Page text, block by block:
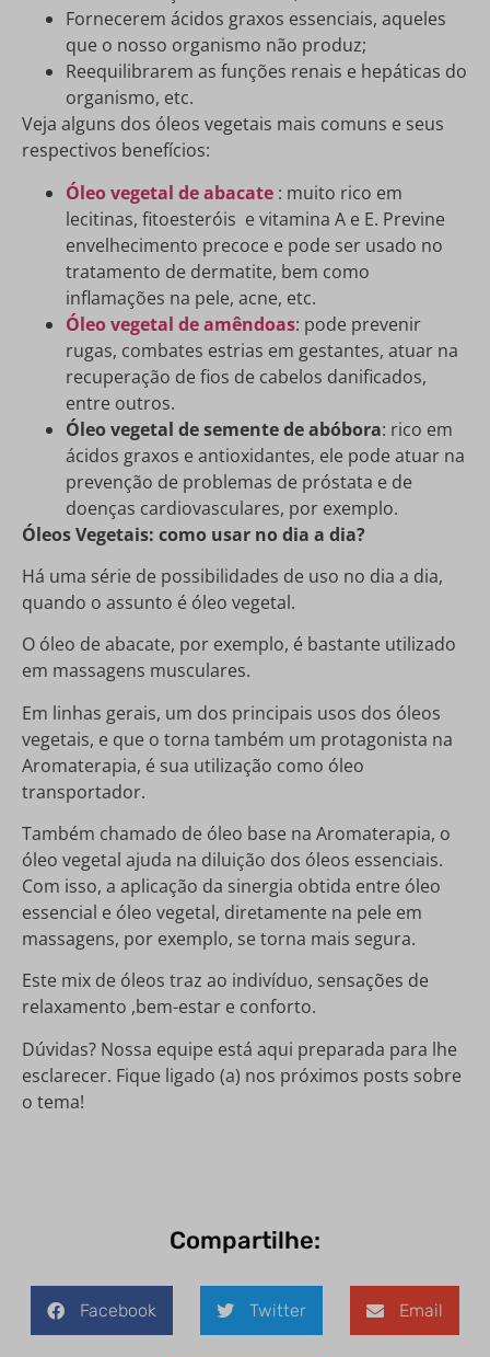
Fornecerem ácidos graxos essenciais, aqueles
que o nosso organismo não produz;
Reequilibrarem as funções renais e hepáticas do
organismo, etc.
Veja alguns dos óleos vegetais mais comuns e seus
respectivos benefícios:
Óleo vegetal de abacate : muito rico em
lecitinas, fitoesteróis e vitamina A e E. Previne
envelhecimento precoce e pode ser usado no
tratamento de dermatite, bem como
inflamações na pele, acne, etc.
Óleo vegetal de amêndoas: pode prevenir
rugas, combates estrias em gestantes, atuar na
recuperação de fios de cabelos danificados,
entre outros.
Óleo vegetal de semente de abóbora: rico em
ácidos graxos e antioxidantes, ele pode atuar na
prevenção de problemas de próstata e de
doenças cardiovasculares, por exemplo.
Óleos Vegetais: como usar no dia a dia?
Há uma série de possibilidades de uso no dia a dia,
quando o assunto é óleo vegetal.
O óleo de abacate, por exemplo, é bastante utilizado
em massagens musculares.
Em linhas gerais, um dos principais usos dos óleos
vegetais, e que o torna também um protagonista na
Aromaterapia, é sua utilização como óleo
transportador.
Também chamado de óleo base na Aromaterapia, o
óleo vegetal ajuda na diluição dos óleos essenciais.
Com isso, a aplicação da sinergia obtida entre óleo
essencial e óleo vegetal, diretamente na pele em
massagens, por exemplo, se torna mais segura.
Este mix de óleos traz ao indivíduo, sensações de
relaxamento ,bem-estar e conforto.
Dúvidas? Nossa equipe está aqui preparada para lhe
esclarecer. Fique ligado (a) nos próximos posts sobre
o tema!
Compartilhe:
Facebook Twitter Email